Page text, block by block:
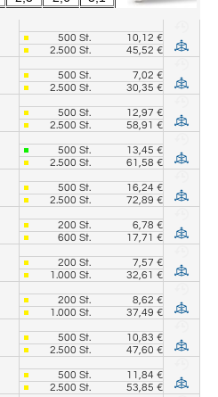
500 St.
10,12 €
2.500 St.
45,52 €
500 St.
7,02 €
2.500 St.
30,35 €
500 St.
12,97 €
2.500 St.
58,91 €
500 St.
13,45 €
2.500 St.
61,58 €
500 St.
16,24 €
2.500 St.
72,89 €
200 St.
6,78 €
600 St.
17,71 €
200 St.
7,57 €
1.000 St.
32,61 €
200 St.
8,62 €
1.000 St.
37,49 €
500 St.
10,83 €
2.500 St.
47,60 €
500 St.
11,84 €
2.500 St.
53,85 €